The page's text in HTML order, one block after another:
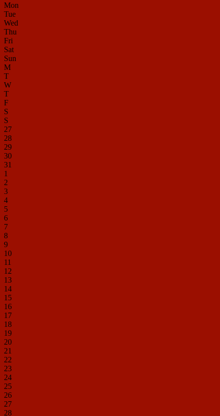
Mon
Tue
Wed
Thu
Fri
Sat
Sun
M
T
W
T
F
S
S
27
28
29
30
31
1
2
3
4
5
6
7
8
9
10
11
12
13
14
15
16
17
18
19
20
21
22
23
24
25
26
27
28